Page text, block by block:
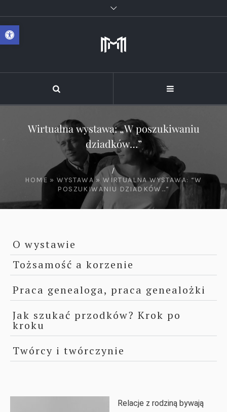
Otwórz pasek narzędzi
Wirtualna wystawa: „W poszukiwaniu
dziadków…”
/
HOME »WYSTAWA»WIRTUALNA WYSTAWA: “W
POSZUKIWANIU DZIADKÓW…”
O wystawie
Tożsamość a korzenie
Praca genealoga, praca genealożki
Jak szukać przodków? Krok po
kroku
Twórcy i twórczynie
Relacje z rodziną bywają